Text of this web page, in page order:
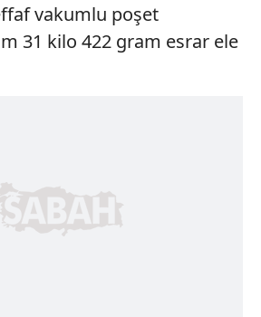
vakumlu poşet
31 kilo 422 gram esrar ele